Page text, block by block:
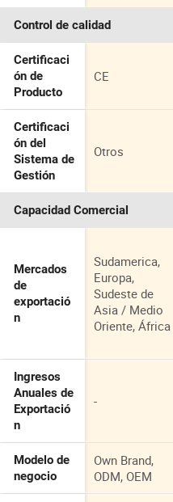
Control de calidad
Certificaci
ón de
Producto
CE
Certificaci
ón del
Sistema de
Gestión
Otros
Capacidad Comercial
Mercados
de
exportació
n
Sudamerica,
Europa,
Sudeste de
Asia / Medio
Oriente, África
Ingresos
Anuales de
Exportació
n
-
Modelo de
negocio
Own Brand,
ODM, OEM